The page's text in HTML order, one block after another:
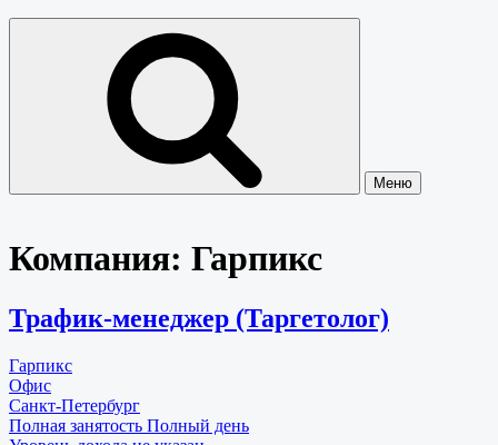
Меню
Компания: Гарпикс
Трафик-менеджер (Таргетолог)
Гарпикс
Офис
Санкт-Петербург
Полная занятость Полный день